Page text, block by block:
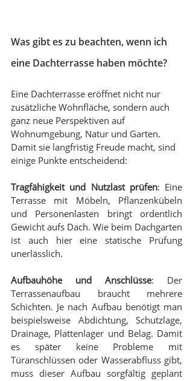
Was gibt es zu beachten, wenn ich
eine Dachterrasse haben möchte?
Eine Dachterrasse eröffnet nicht nur
zusätzliche Wohnfläche, sondern auch
ganz neue Perspektiven auf
Wohnumgebung, Natur und Garten.
Damit sie langfristig Freude macht, sind
einige Punkte entscheidend:
Tragfähigkeit und Nutzlast prüfen: Eine
Terrasse mit Möbeln, Pflanzenkübeln
und Personenlasten bringt ordentlich
Gewicht aufs Dach. Wie beim Dachgarten
ist auch hier eine statische Prüfung
unerlässlich.
Aufbauhöhe und Anschlüsse: Der
Terrassenaufbau braucht mehrere
Schichten. Je nach Aufbau benötigt man
beispielsweise Abdichtung, Schutzlage,
Drainage, Plattenlager und Belag. Damit
es später keine Probleme mit
Türanschlüssen oder Wasserabfluss gibt,
muss dieser Aufbau sorgfältig geplant